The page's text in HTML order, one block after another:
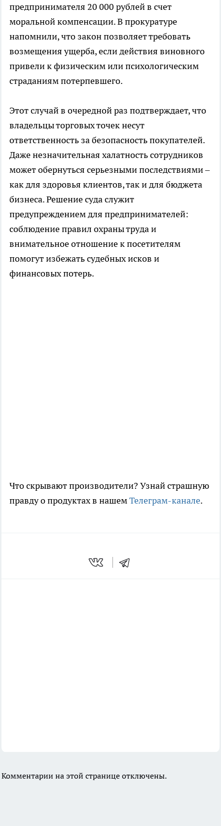
предпринимателя 20 000 рублей в счет
моральной компенсации. В прокуратуре
напомнили, что закон позволяет требовать
возмещения ущерба, если действия виновного
привели к физическим или психологическим
страданиям потерпевшего.
Этот случай в очередной раз подтверждает, что
владельцы торговых точек несут
ответственность за безопасность покупателей.
Даже незначительная халатность сотрудников
может обернуться серьезными последствиями –
как для здоровья клиентов, так и для бюджета
бизнеса. Решение суда служит
предупреждением для предпринимателей:
соблюдение правил охраны труда и
внимательное отношение к посетителям
помогут избежать судебных исков и
финансовых потерь.
Что скрывают производители? Узнай страшную
правду о продуктах в нашемТелеграм-канале.
Комментарии на этой странице отключены.